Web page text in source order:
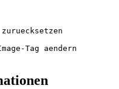
Tag aendern